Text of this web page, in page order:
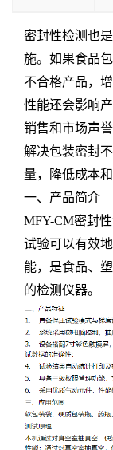
密封性检测也
施。如果食品
不合格产品，
性能还会影响
销售和市场声
解决包装密封
量，降低成本和
一、产品简介
MFY-CM密封
试验可以有效
能，是食品、
的检测仪器。